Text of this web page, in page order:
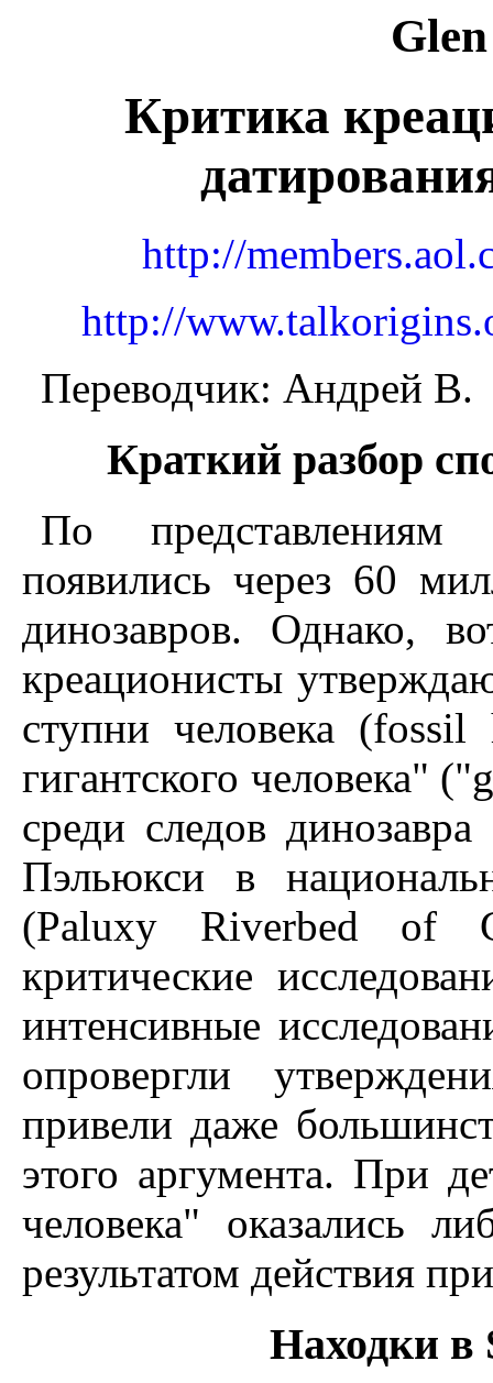
Критика
http://
http://
Переводчик: Андрей В.
Краткий разбор
По
появились через 60
динозавров. Однако,
креационисты
ступни человека
гигантского человека"
среди следов
Пэльюкси в
(Paluxy Riverbed of
критические
интенсивные
опровергли
привели даже
этого аргумента. При
человека" оказались
результатом действия
Hаходки в